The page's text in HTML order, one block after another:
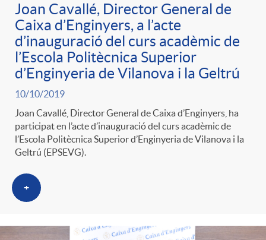
Joan Cavallé, Director General de
Caixa d’Enginyers, a l’acte
d’inauguració del curs acadèmic de
l’Escola Politècnica Superior
d’Enginyeria de Vilanova i la Geltrú
10/10/2019
Joan Cavallé, Director General de Caixa d’Enginyers, ha
participat en l’acte d’inauguració del curs acadèmic de
l’Escola Politècnica Superior d’Enginyeria de Vilanova i la
Geltrú (EPSEVG).
+